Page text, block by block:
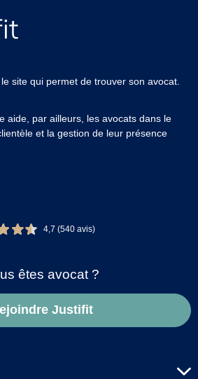
site qui permet de trouver son avocat.
aide, par ailleurs, les avocats dans le
et la gestion de leur présence
4,7 (540 avis)
êtes avocat ?
Justifit